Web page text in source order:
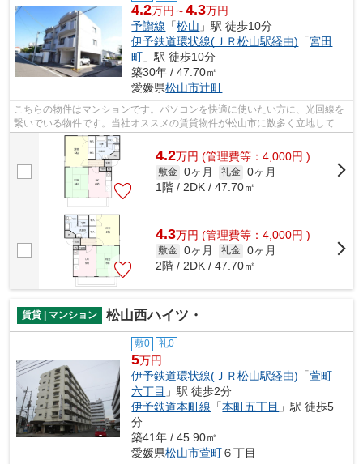
4.2万円～4.3万円
予讃線 「松山 」駅 徒歩10分
伊予鉄道環状線(ＪＲ松山駅経由) 「宮田
町 」駅 徒歩10分
築30年 / 47.70㎡
愛媛県松山市辻町
こちらの物件はマンションです。パソコンを快適に使いたい方に、光回線を
繋いでいる物件です。当社オススメの賃貸物件が松山市に数多く立地してい
ます。多種多様な物件を取り扱ってい...
4.2万円 (管理費等：4,000円 )
敷金 0ヶ月 礼金 0ヶ月
1階 / 2DK / 47.70㎡
4.3万円 (管理費等：4,000円 )
敷金 0ヶ月 礼金 0ヶ月
2階 / 2DK / 47.70㎡
賃貸 | マンション 松山西ハイツ・
敷0 礼0
5万円
伊予鉄道環状線(ＪＲ松山駅経由) 「萱町
六丁目 」駅 徒歩2分
伊予鉄道本町線 「本町五丁目 」駅 徒歩5
分
築41年 / 45.90㎡
愛媛県松山市萱町６丁目